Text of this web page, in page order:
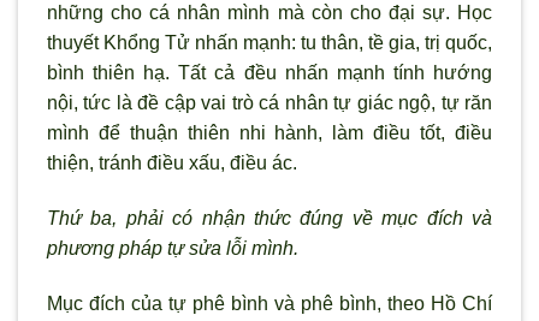
những cho cá nhân mình mà còn cho đại sự. Học
thuyết Khổng Tử nhấn mạnh: tu thân, tề gia, trị quốc,
bình thiên hạ. Tất cả đều nhấn mạnh tính hướng
nội, tức là đề cập vai trò cá nhân tự giác ngộ, tự răn
mình để thuận thiên nhi hành, làm điều tốt, điều
thiện, tránh điều xấu, điều ác.
Thứ ba, phải có nhận thức đúng về mục đích và
phương pháp tự sửa lỗi mình.
Mục đích của tự phê bình và phê bình, theo Hồ Chí